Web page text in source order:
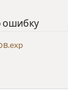
ошибку